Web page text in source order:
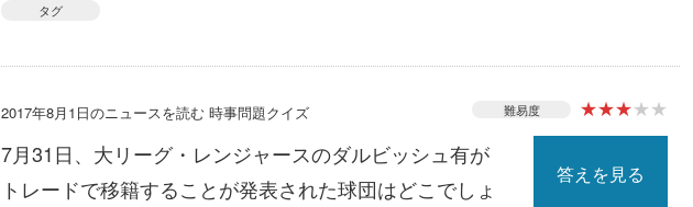
タグ
2017年8月1日のニュースを読む 時事問題クイズ 難易度 ★★★★★
7月31日、大リーグ・レンジャースのダルビッシュ有が
トレードで移籍することが発表された球団はどこでしょ
答えを見る